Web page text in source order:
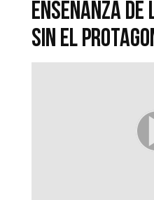
ENSEÑANZA DE
SIN EL